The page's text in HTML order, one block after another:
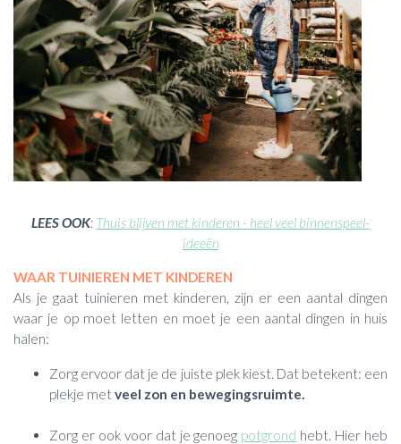
LEES OOK: Thuis blijven met kinderen - heel veel binnenspeel-
ideeën
WAAR TUINIEREN MET KINDEREN
Als je gaat tuinieren met kinderen, zijn er een aantal dingen
waar je op moet letten en moet je een aantal dingen in huis
halen:
Zorg ervoor dat je de juiste plek kiest. Dat betekent: een
plekje metveel zon en bewegingsruimte.
Zorg er ook voor dat je genoeg potgrond hebt. Hier heb